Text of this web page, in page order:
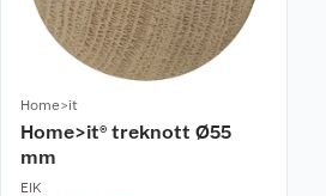
Home>it
Home>it® treknott Ø55
mm
EIK